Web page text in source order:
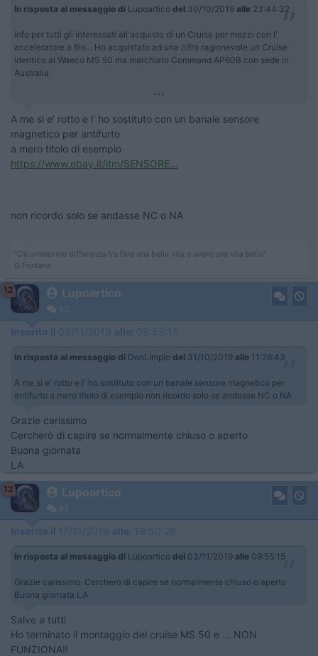
In risposta al messaggio di Lupoartico del 30/10/2019 alle 23:44:32
Info per tutti gli interessati all'acquisto di un Cruise per mezzi con l'
acceleratore a filo... Ho acquistato ad una cifra ragionevole un Cruise
identico al Waeco MS 50 ma marchiato Command AP60B con sede in
Australia.
...
A me si e' rotto e l' ho sostituto con un banale sensore
magnetico per antifurto
a mero titolo di esempio
https://www.ebay.it/itm/SENSORE...
non ricordo solo se andasse NC o NA
"C’è un’enorme differenza fra fare una bella vita e avere una vita bella"
G.Fontana
12 Lupoartico
85
Inserito il 03/11/2019 alle: 09:55:15
In risposta al messaggio di DonLimpio del 31/10/2019 alle 11:26:43
A me si e' rotto e l' ho sostituto con un banale sensore magnetico per
antifurto a mero titolo di esempio non ricordo solo se andasse NC o NA
Grazie carissimo
Cercherò di capire se normalmente chiuso o aperto
Buona giornata
LA
12 Lupoartico
85
Inserito il 17/11/2019 alle: 19:50:28
In risposta al messaggio di Lupoartico del 03/11/2019 alle 09:55:15
Grazie carissimo Cercherò di capire se normalmente chiuso o aperto
Buona giornata LA
Salve a tutti
Ho terminato il montaggio del cruise MS 50 e ... NON
FUNZIONA!!